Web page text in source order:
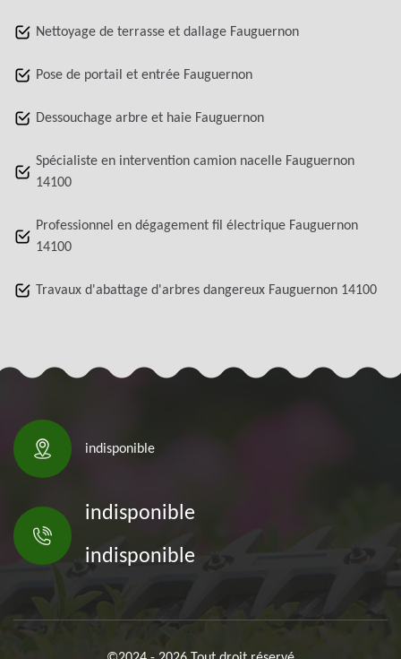
Nettoyage de terrasse et dallage Fauguernon
Pose de portail et entrée Fauguernon
Dessouchage arbre et haie Fauguernon
Spécialiste en intervention camion nacelle Fauguernon
14100
Professionnel en dégagement fil électrique Fauguernon
14100
Travaux d'abattage d'arbres dangereux Fauguernon 14100
indisponible
indisponible
indisponible